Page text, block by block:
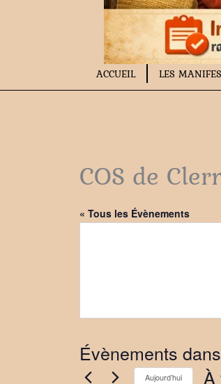
ACCUEIL LES
COS de
« Tous les Évènements
Évènements
Aujourd’hui À